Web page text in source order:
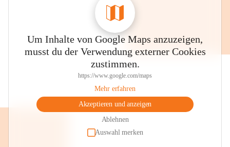
Um Inhalte von Google Maps anzuzeigen,
musst du der Verwendung externer Cookies
zustimmen.
https://www.google.com/maps
Mehr erfahren
Akzeptieren und anzeigen
Ablehnen
Auswahl merken